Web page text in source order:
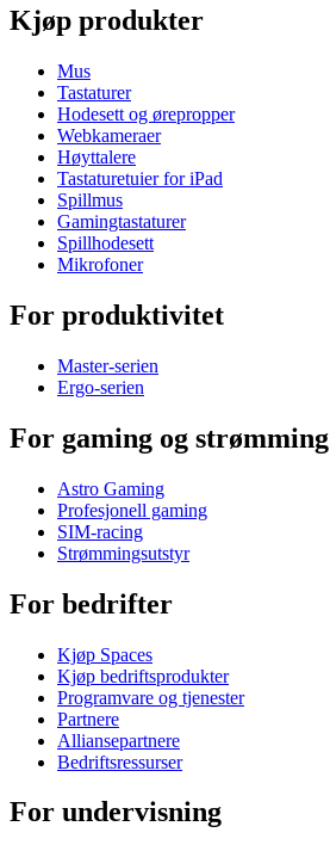
Kjøp produkter
Mus
Tastaturer
Hodesett og ørepropper
Webkameraer
Høyttalere
Tastaturetuier for iPad
Spillmus
Gamingtastaturer
Spillhodesett
Mikrofoner
For produktivitet
Master-serien
Ergo-serien
For gaming og strømming
Astro Gaming
Profesjonell gaming
SIM-racing
Strømmingsutstyr
For bedrifter
Kjøp Spaces
Kjøp bedriftsprodukter
Programvare og tjenester
Partnere
Alliansepartnere
Bedriftsressurser
For undervisning